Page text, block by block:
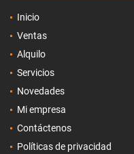
Inicio
Ventas
Alquilo
Servicios
Novedades
Mi empresa
Contáctenos
Políticas de privacidad